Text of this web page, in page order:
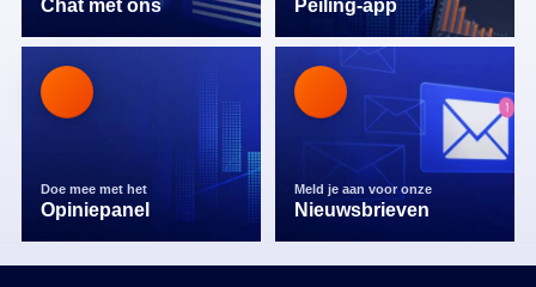
Chat met ons Peiling-app
Doe mee met het
Opiniepanel
Meld je aan voor onze
Nieuwsbrieven